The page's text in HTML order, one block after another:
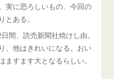
実に恐ろしいもの、今回の
ある。
間、読売新聞社焼けし由。
、他はきれいになる。おい
ますます大となるらしい。